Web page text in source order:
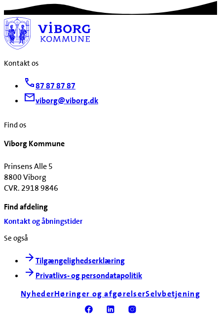
Kontakt os
87 87 87 87
viborg@viborg.dk
Find os
Viborg Kommune
Prinsens Alle 5
8800 Viborg
CVR. 2918 9846
Find afdeling
Kontakt og åbningstider
Se også
Tilgængelighedserklæring
Privatlivs- og persondatapolitik
NyhederHøringer og afgørelserSelvbetjening